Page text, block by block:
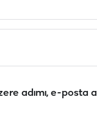
adımı, e-posta